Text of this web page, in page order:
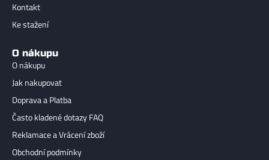
Kontakt
Ke stažení
O nákupu
O nákupu
Jak nakupovat
Doprava a Platba
Často kladené dotazy FAQ
Reklamace a Vrácení zboží
Obchodní podmínky